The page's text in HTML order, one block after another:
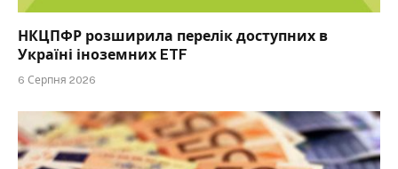
НКЦПФР розширила перелік доступних в
Україні іноземних ETF
6 Серпня 2026